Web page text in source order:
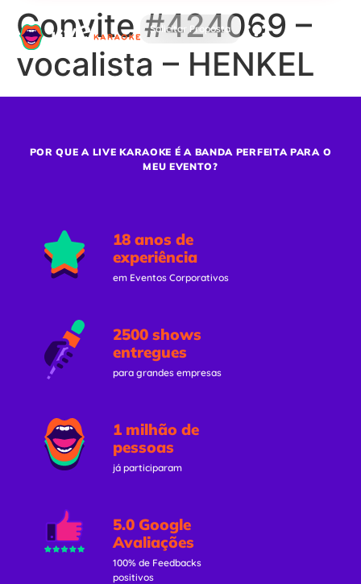
Solicitar Proposta
Convite #424069 –
vocalista – HENKEL
POR QUE A LIVE KARAOKE É A BANDA PERFEITA PARA O
MEU EVENTO?
18 anos de
experiência
em Eventos Corporativos
2500 shows
entregues
para grandes empresas
1 milhão de
pessoas
já participaram
5.0 Google
Avaliações
100% de Feedbacks
positivos